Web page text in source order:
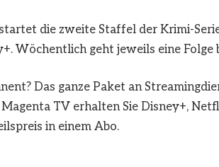
die zweite Staffel der Krimi-
Wöchentlich geht jeweils eine
Das ganze Paket an
TV erhalten Sie Disney+,
in einem Abo.